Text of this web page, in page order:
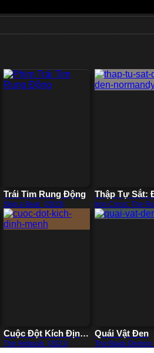
Trái Tim Rung Động
Skip a Beat (2023)
Thập Tự Sắt:
Đến
Iron Cross: The
Normandy (2022)
Cuộc Đột Kích Định
Mệnh
The Ambush (2021)
Quái Vật Đen
The Black